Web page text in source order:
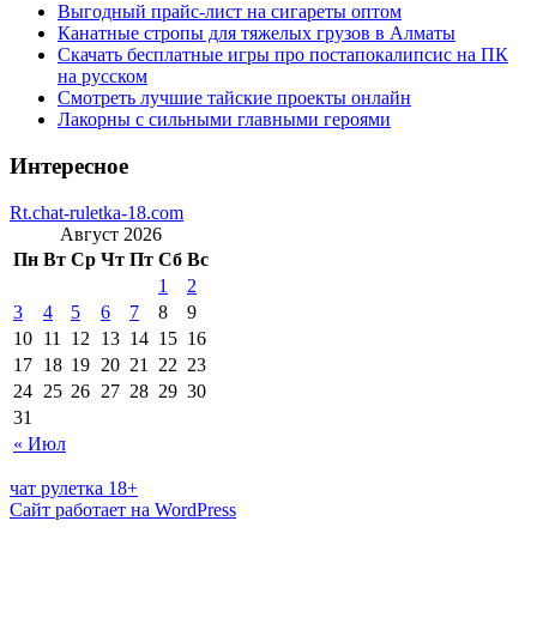
Выгодный прайс-лист на сигареты оптом
Канатные стропы для тяжелых грузов в Алматы
Скачать бесплатные игры про постапокалипсис на ПК
на русском
Смотреть лучшие тайские проекты онлайн
Лакорны с сильными главными героями
Интересное
Rt.chat-ruletka-18.com
Август 2026
Пн Вт Ср Чт Пт Сб Вс
« Июл
1
2
3
4 5 6 7 8
9
10 11 12 13 14 15 16
17 18 19 20 21 22 23
24 25 26 27 28 29 30
31
чат рулетка 18+
Сайт работает на WordPress